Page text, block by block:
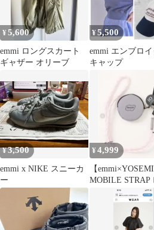
¥5,600
emmi ロングスカート
ギャザー オリーブ
¥5,500
emmi エンブロ
キャップ
¥3,500
emmi x NIKE スニーカ
ー
¥4,999
【
MOBILE STRAP